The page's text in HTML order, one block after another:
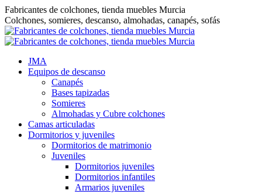
Saltar
al
contenido
Fabricantes de colchones, tienda muebles Murcia
Colchones, somieres, descanso, almohadas, canapés, sofás
JMA
Equipos de descanso
Canapés
Bases tapizadas
Somieres
Almohadas y Cubre colchones
Camas articuladas
Dormitorios y juveniles
Dormitorios de matrimonio
Juveniles
Dormitorios juveniles
Dormitorios infantiles
Armarios juveniles